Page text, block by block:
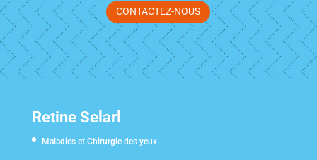
CONTACTEZ-NOUS
Retine Selarl
Maladies et Chirurgie des yeux